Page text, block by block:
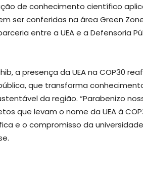
de conhecimento científico
ser conferidas na área Green
entre a UEA e a Defensoria
a presença da UEA na COP30
que transforma
da região. “Parabenizo
que levam o nome da UEA à
e o compromisso da